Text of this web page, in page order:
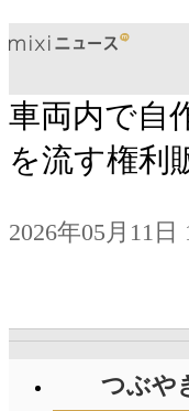
車両内で自
を流す権利
2026年05月11日
つぶや